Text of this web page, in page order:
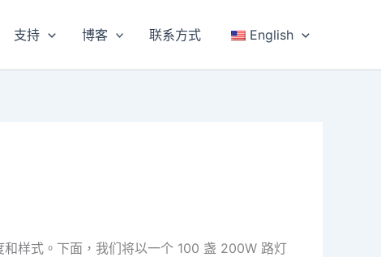
支持 博客 联系方式 English
样式。下面，我们将以一个 100 盏 200W 路灯